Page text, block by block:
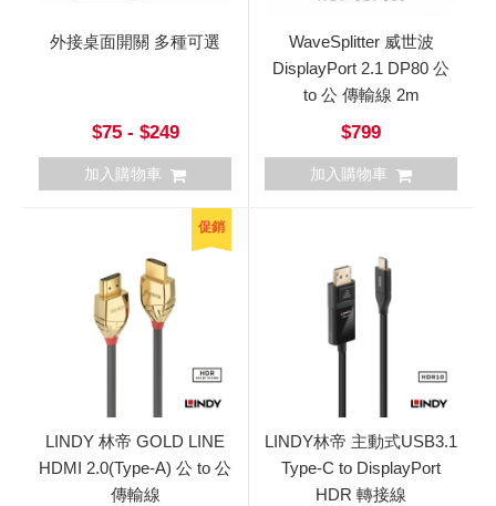
外接桌面開關 多種可選
$75 - $249
加入購物車
WaveSplitter 威世波
DisplayPort 2.1 DP80 公
to 公 傳輸線 2m
$799
加入購物車
促銷
LINDY 林帝 GOLD LINE
HDMI 2.0(Type-A) 公 to 公
傳輸線
LINDY林帝 主動式USB3.1
Type-C to DisplayPort
HDR 轉接線